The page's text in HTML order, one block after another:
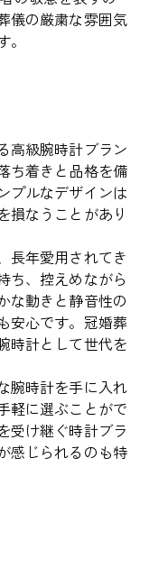
儀の厳粛な雰囲気
高級腕時計ブラン
ち着きと品格を備
プルなデザインは
損なうことがあり
長年愛用されてき
ち、控えめながら
な動きと静音性の
安心です。冠婚葬
時計として世代を
腕時計を手に入れ
軽に選ぶことがで
受け継ぐ時計ブラ
感じられるのも特